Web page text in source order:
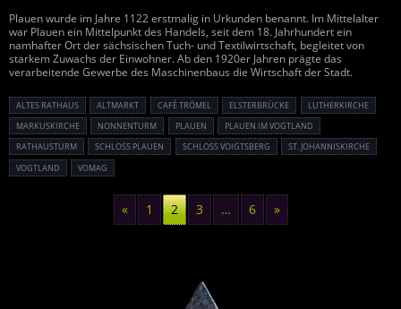
Plauen wurde im Jahre 1122 erstmalig in Urkunden benannt. Im Mittelalter
war Plauen ein Mittelpunkt des Handels, seit dem 18. Jahrhundert ein
namhafter Ort der sächsischen Tuch- und Textilwirtschaft, begleitet von
starkem Zuwachs der Einwohner. Ab den 1920er Jahren prägte das
verarbeitende Gewerbe des Maschinenbaus die Wirtschaft der Stadt.
ALTES RATHAUS ALTMARKT CAFÉ TRÖMEL ELSTERBRÜCKE
LUTHERKIRCHE
MARKUSKIRCHE
NONNENTURM PLAUEN
PLAUEN IM VOGTLAND
RATHAUSTURM
SCHLOSS PLAUEN SCHLOSS VOIGTSBERG
ST. JOHANNISKIRCHE
VOGTLAND
VOMAG
« 1 2 3 … 6 »